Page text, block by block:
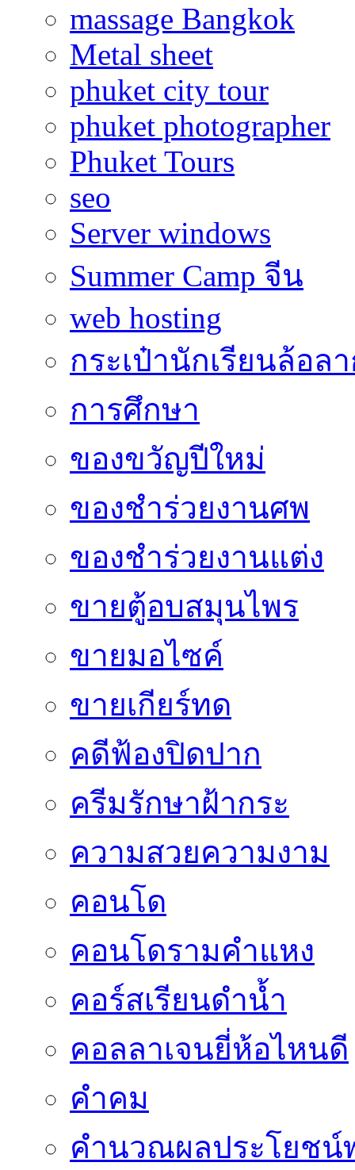
massage Bangkok
Metal sheet
phuket city tour
phuket photographer
Phuket Tours
seo
Server windows
Summer Camp จีน
web hosting
กระเป๋านักเรียนล้อล
การศึกษา
ของขวัญปีใหม่
ของชำร่วยงานศพ
ของชำร่วยงานแต่ง
ขายตู้อบสมุนไพร
ขายมอไซค์
ขายเกียร์ทด
คดีฟ้องปิดปาก
ครีมรักษาฝ้ากระ
ความสวยความงาม
คอนโด
คอนโดรามคำแหง
คอร์สเรียนดำน้ำ
คอลลาเจนยี่ห้อไหนดี
คำคม
คำนวณผลประโยชน์